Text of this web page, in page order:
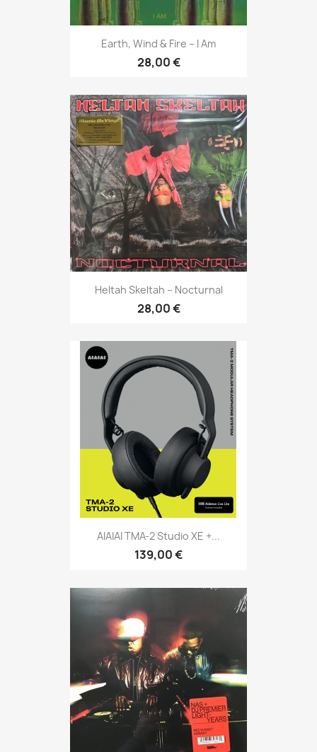
Earth, Wind & Fire – I Am
28,00 €
Heltah Skeltah – Nocturnal
28,00 €
AIAIAI TMA-2 Studio XE +...
139,00 €